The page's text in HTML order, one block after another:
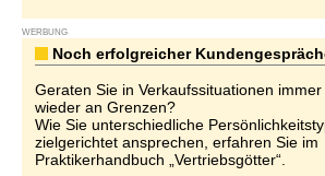
WERBUNG
Noch erfolgreicher
Geraten Sie in Verkaufssituationen immer
wieder an Grenzen?
Wie Sie unterschiedliche
zielgerichtet ansprechen, erfahren Sie im
Praktikerhandbuch „Vertriebsgötter“.